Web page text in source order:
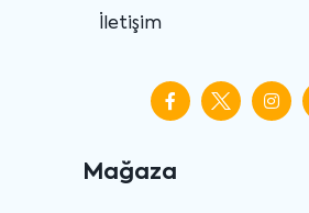
İletişim
Mağaza